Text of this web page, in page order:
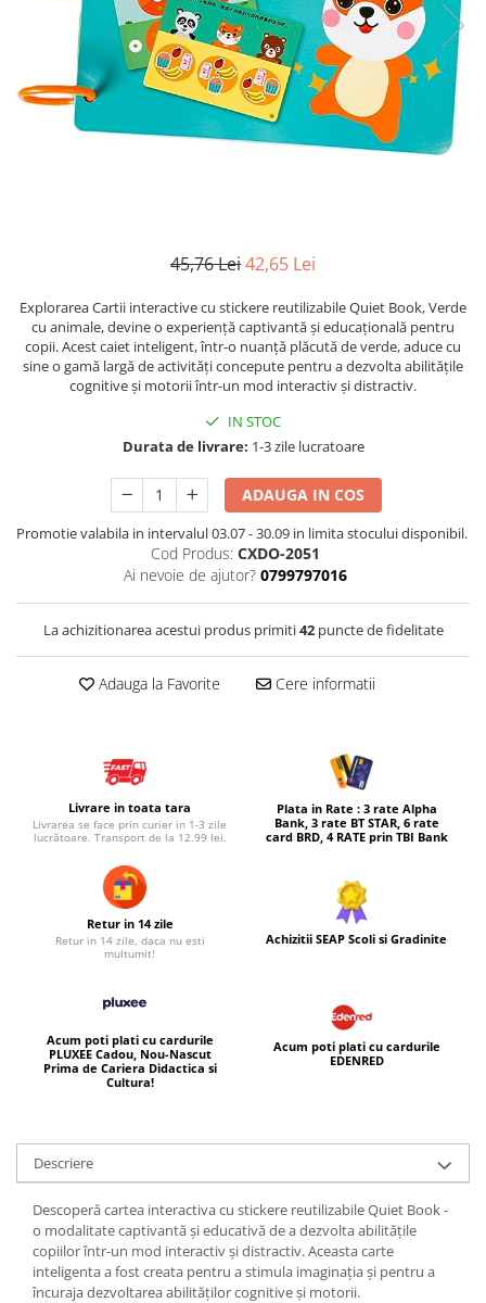
Seturi de constructie
Jucarii vorbarete
Jucarii tip STEM
Jucarii instrumente muzicale
Busy Board
Figurine cu eroi si personaje
Jocuri de societate
Jocuri si Jucarii in Limba Romana
Jucarii motricitate
Micul explorator
Pictura, modelaj si accesorii
Tarc joaca bebe
Copii 4 ani+
Copii 5 ani+
Copii 6 ani+
Copii 4 ani+
Copii 5 ani+
Copii 6 ani+
Lenjerii de pat copii si bebe
Mobilier pentru copii
Patuturi copii
Jucarii de plus mici
Jucarii de plus medii
Jucarii de plus mari
45,76 Lei42,65 Lei
Explorarea Cartii interactive cu stickere reutilizabile Quiet Book, Verde
cu animale, devine o experiență captivantă și educațională pentru
copii. Acest caiet inteligent, într-o nuanță plăcută de verde, aduce cu
sine o gamă largă de activități concepute pentru a dezvolta abilitățile
cognitive și motorii într-un mod interactiv și distractiv.
IN STOC
Durata de livrare: 1-3 zile lucratoare
ADAUGA IN COS
Promotie valabila in intervalul 03.07 - 30.09 in limita stocului disponibil.
Cod Produs: CXDO-2051
Ai nevoie de ajutor? 0799797016
La achizitionarea acestui produs primiti42puncte de fidelitate
Adauga la Favorite Cere informatii
Livrare in toata tara
Livrarea se face prin curier in 1-3 zile
lucrătoare. Transport de la 12.99 lei.
Plata in Rate : 3 rate Alpha
Bank, 3 rate BT STAR, 6 rate
card BRD, 4 RATE prin TBI Bank
Retur in 14 zile
Retur in 14 zile, daca nu esti
multumit!
Achizitii SEAP Scoli si Gradinite
Acum poti plati cu cardurile
PLUXEE Cadou, Nou-Nascut
Prima de Cariera Didactica si
Cultura!
Acum poti plati cu cardurile
EDENRED
Descriere
Descoperă cartea interactiva cu stickere reutilizabile Quiet Book -
o modalitate captivantă și educativă de a dezvolta abilitățile
copiilor într-un mod interactiv și distractiv. Aceasta carte
inteligenta a fost creata pentru a stimula imaginația și pentru a
încuraja dezvoltarea abilităților cognitive și motorii.